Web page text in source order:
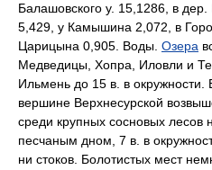
Балашовского у. 15,1286, в
5,429, у Камышина 2,072, в
Царицына 0,905. Воды. Озера
Медведицы, Хопра, Иловли и
Ильмень до 15 в. в окружности.
вершине Верхнесурской
среди крупных сосновых лесов
песчаным дном, 7 в. в
ни стоков. Болотистых мест